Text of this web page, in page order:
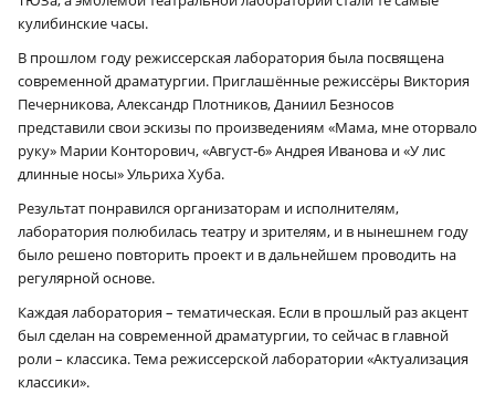
кулибинские часы.
В прошлом году режиссерская лаборатория была посвящена
современной драматургии. Приглашённые режиссёры Виктория
Печерникова, Александр Плотников, Даниил Безносов
представили свои эскизы по произведениям «Мама, мне оторвало
руку» Марии Конторович, «Август‑6» Андрея Иванова и «У лис
длинные носы» Ульриха Хуба.
Результат понравился организаторам и исполнителям,
лаборатория полюбилась театру и зрителям, и в нынешнем году
было решено повторить проект и в дальнейшем проводить на
регулярной основе.
Каждая лаборатория – тематическая. Если в прошлый раз акцент
был сделан на современной драматургии, то сейчас в главной
роли – классика. Тема режиссерской лаборатории «Актуализация
классики».